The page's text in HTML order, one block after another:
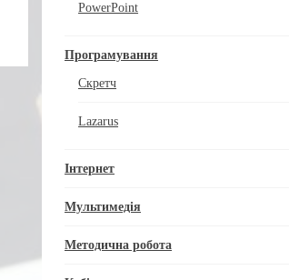
PowerPoint
Програмування
Скретч
Lazarus
Інтернет
Мультимедія
Методична робота